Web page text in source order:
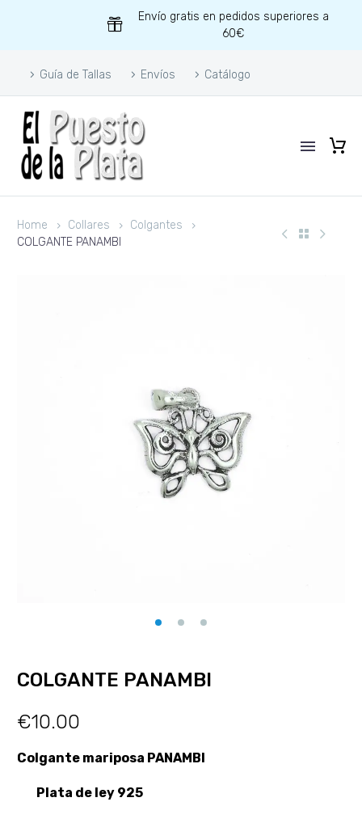
Envío gratis en pedidos superiores a
60€
Guía de Tallas Envíos Catálogo
Home Collares
Colgantes
COLGANTE PANAMBI
COLGANTE PANAMBI
€10.00
Colgante mariposa PANAMBI
Plata de ley 925